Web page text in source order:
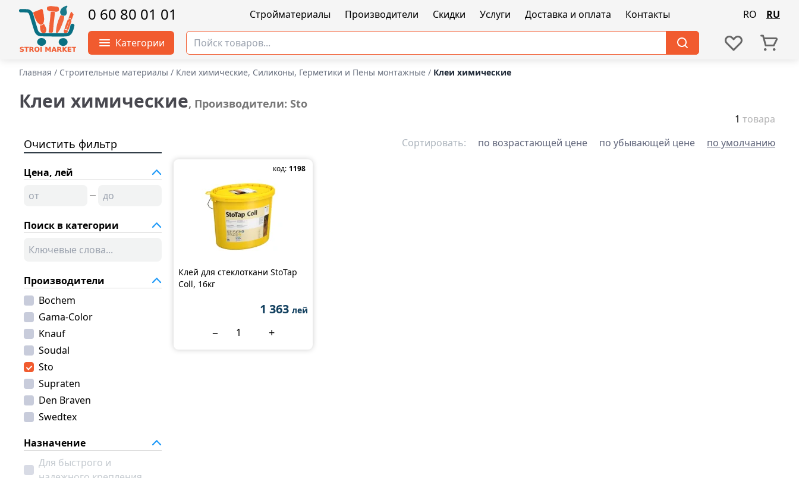
0 60 80 01 01 Cтройматериалы Производители Скидки Услуги Доставка и оплата Контакты RO RU
Категории
Главная / Строительные материалы / Клеи химические, Силиконы, Герметики и Пены монтажные / Клеи химические
Клеи химические, Производители: Sto
1 товара
Очистить фильтр
Цена, лей
Поиск в категории
Производители
Bochem
Gama-Color
Knauf
Soudal
Sto
Supraten
Den Braven
Swedtex
Назначение
Для быстрого и
Сортировать: по возрастающей цене по убывающей цене по умолчанию
код: 1198
Клей для стеклоткани StoTap
Coll, 16кг
1 363 лей
− +